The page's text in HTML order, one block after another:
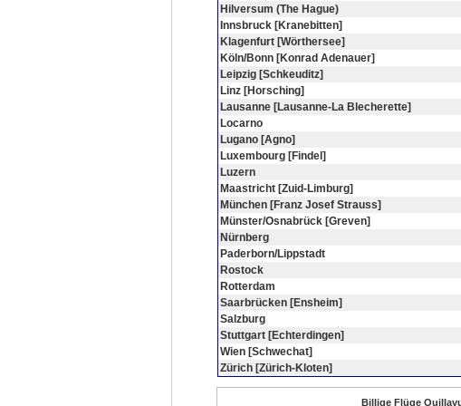
Hilversum (The Hague)
Innsbruck [Kranebitten]
Klagenfurt [Wörthersee]
Köln/Bonn [Konrad Adenauer]
Leipzig [Schkeuditz]
Linz [Horsching]
Lausanne [Lausanne-La Blecherette]
Locarno
Lugano [Agno]
Luxembourg [Findel]
Luzern
Maastricht [Zuid-Limburg]
München [Franz Josef Strauss]
Münster/Osnabrück [Greven]
Nürnberg
Paderborn/Lippstadt
Rostock
Rotterdam
Saarbrücken [Ensheim]
Salzburg
Stuttgart [Echterdingen]
Wien [Schwechat]
Zürich [Zürich-Kloten]
Billige Flüge